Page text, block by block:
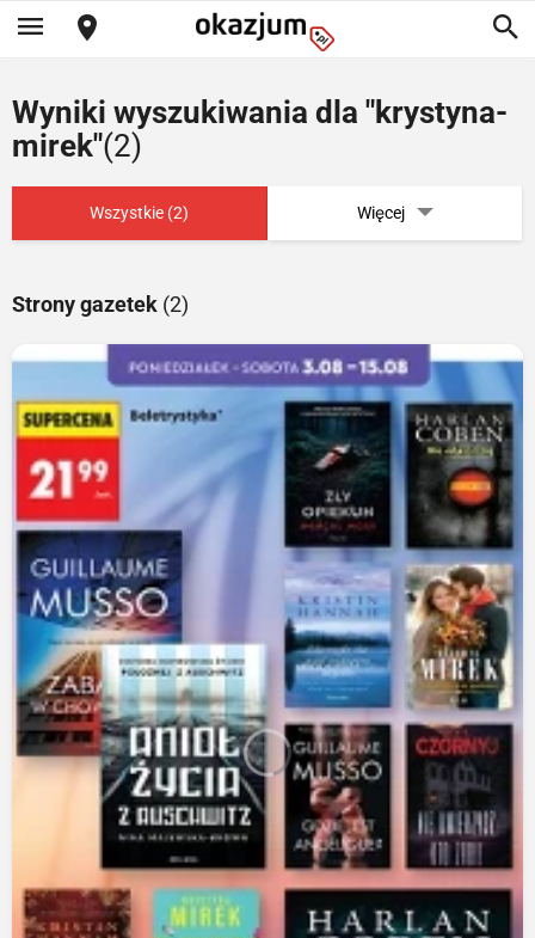
Wyniki wyszukiwania dla "krystyna-
mirek"(2)
Wszystkie (2) Więcej
Strony gazetek (2)